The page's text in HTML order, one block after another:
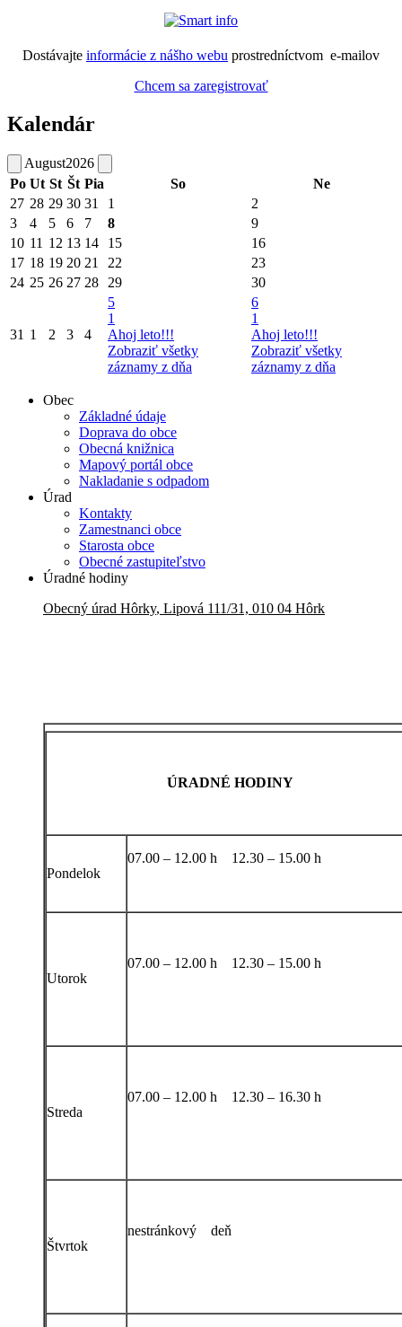
Dostávajte informácie z nášho webu prostredníctvom e-mailov
Chcem sa zaregistrovať
Kalendár
August2026
Po Ut St Št Pia So
Ne
27 28 29 30 31 1
2
3
4 5 6 7 8
9
10 11 12 13 14 15
16
17 18 19 20 21 22
23
24 25 26 27 28 29 30
31 1 2 3 4
5
1
Ahoj leto!!!
Zobraziť všetky
záznamy z dňa
6
1
Ahoj leto!!!
Zobraziť všetky
záznamy z dňa
Obec
Základné údaje
Doprava do obce
Obecná knižnica
Mapový portál obce
Nakladanie s odpadom
Úrad
Kontakty
Zamestnanci obce
Starosta obce
Obecné zastupiteľstvo
Úradné hodiny
Obecný úrad Hôrky, Lipová 111/31, 010 04 Hôrk
ÚRADNÉ HODINY
Pondelok
07.00 – 12.00 h 12.30 – 15.00 h
Utorok
07.00 – 12.00 h 12.30 – 15.00 h
Streda
07.00 – 12.00 h 12.30 – 16.30 h
Štvrtok
nestránkový deň